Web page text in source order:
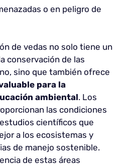
o en peligro de
de vedas no solo tiene un
conservación de las
sino que también ofrece
para la
ambiental. Los
las condiciones
científicos que
a los ecosistemas y
de manejo sostenible.
de estas áreas